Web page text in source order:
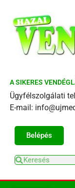
A SIKERES
Ügyfélszolgálati
E-mail:
Belépés